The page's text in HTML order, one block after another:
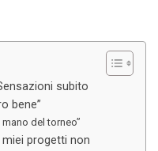
subito
bene”
del torneo”
miei progetti non